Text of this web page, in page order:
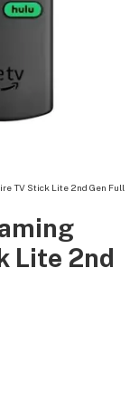
TV Stick Lite 2nd Gen Full
Lite 2nd